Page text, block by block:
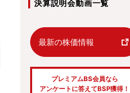
決算説明会動画一覧
最新の株価情報
プレミアムBS会員なら
アンケートに答えてBSP獲得！